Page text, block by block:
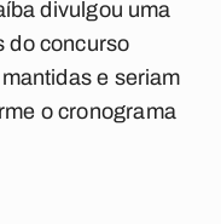
divulgou uma
do concurso
e seriam
o cronograma